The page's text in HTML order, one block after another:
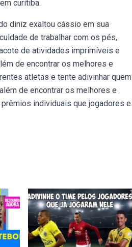
curitiba.
diniz exaltou cássio em sua
de trabalhar com os pés,.
de atividades imprimíveis e
de encontrar os melhores e
atletas e tente adivinhar quem
de encontrar os melhores e
individuais que jogadores e